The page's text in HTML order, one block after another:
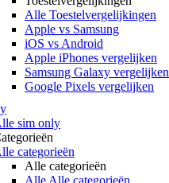
Alle Toestelvergelijkingen
Apple vs Samsung
iOS vs Android
Apple iPhones vergelijken
Samsung Galaxy vergelijken
Google Pixels vergelijken
sim only
categorieën
Alle categorieën
Alle Alle categorieën